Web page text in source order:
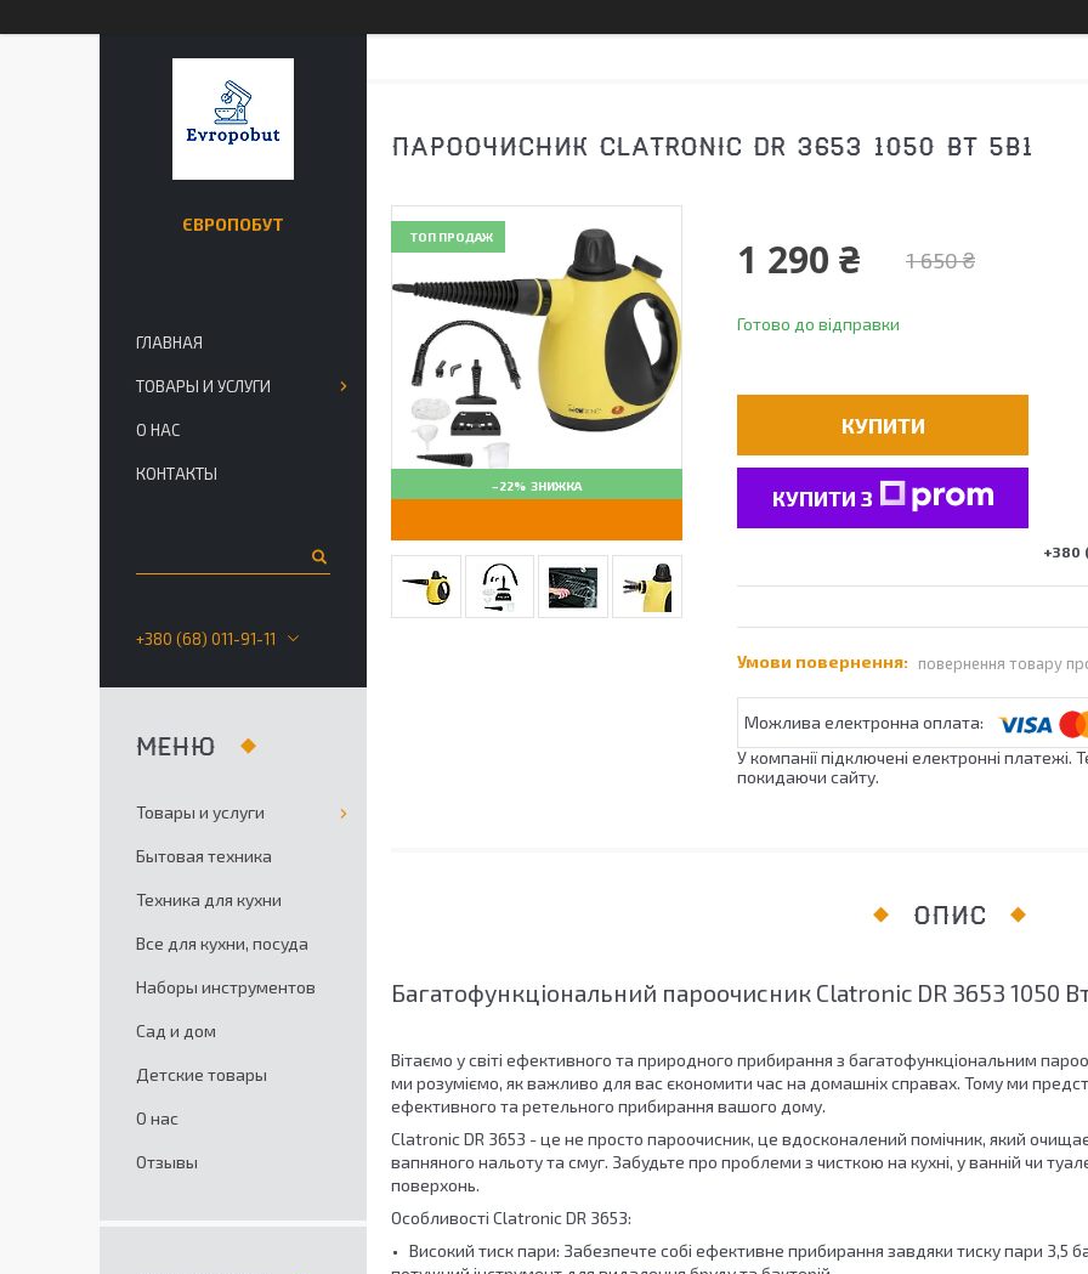
ПАРООЧИСНИК CLATRONIC DR 3653 1050 ВТ 5В1
–22%
ТОП ПРОДАЖ
1 650 ₴
1 290 ₴
Готово до відправки
КУПИТИ
КУПИТИ З
+380
повернення товару
У компанії підключені електронні
покидаючи сайту.
ОПИС
Багатофункціональний пароочисник Clatronic DR 3653 1050
Вітаємо у світі ефективного та природного прибирання з багатофункціональним
ми розуміємо, як важливо для вас єкономити час на домашніх справах. Тому ми
ефективного та ретельного прибирання вашого дому.
Clatronic DR 3653 - це не просто пароочисник, це вдосконалений помічник, який
вапняного нальоту та смуг. Забудьте про проблеми з чисткою на кухні, у ванній чи
поверхонь.
Особливості Clatronic DR 3653:
Високий тиск пари: Забезпечте собі ефективне прибирання завдяки тиску пари 3,5
ЄВРОПОБУТ
ГЛАВНАЯ
ТОВАРЫ И УСЛУГИ
О НАС
КОНТАКТЫ
+380 (68) 011-91-11
Товары и услуги
Бытовая техника
Техника для кухни
Все для кухни, посуда
Наборы инструментов
Сад и дом
Детские товары
О нас
Отзывы